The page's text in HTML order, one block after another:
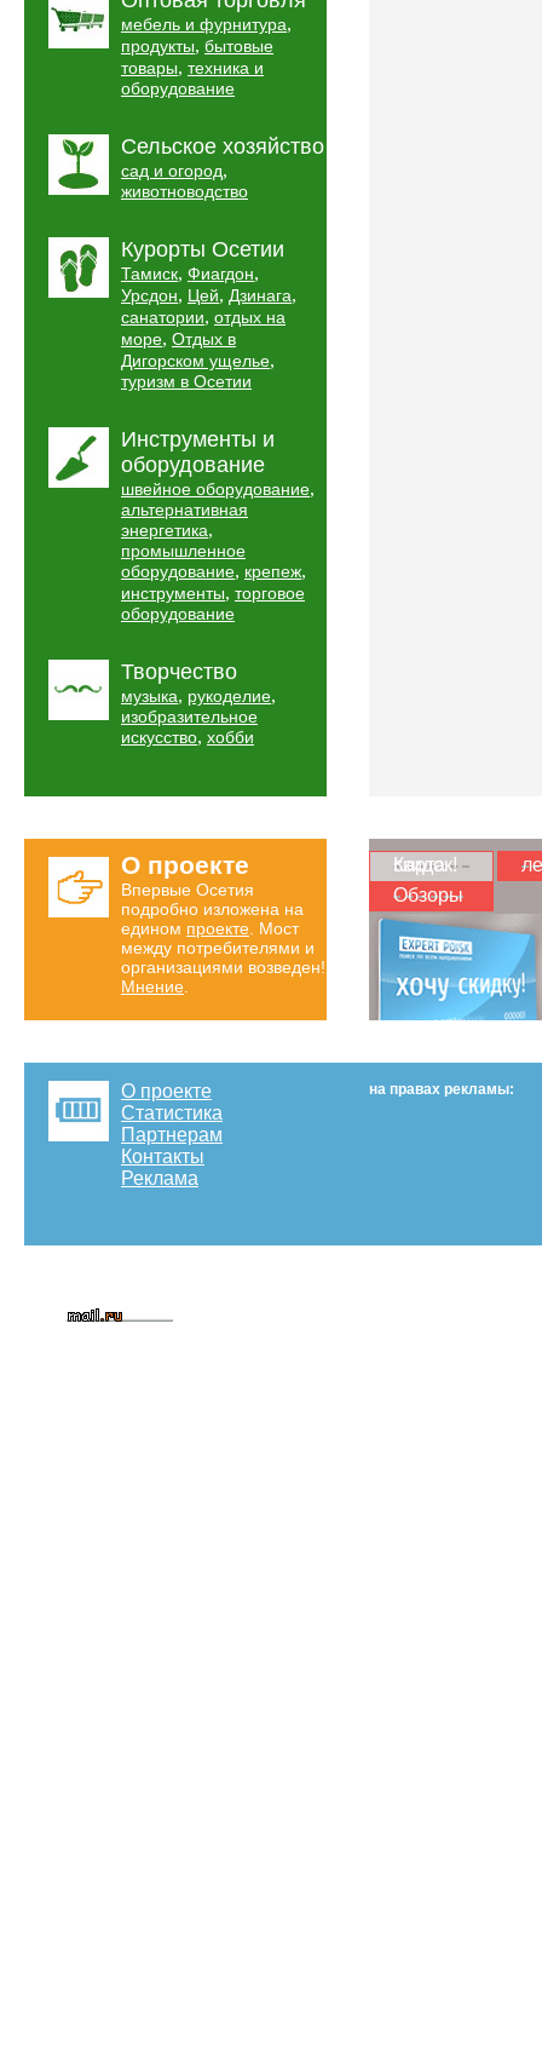
мебель и фурнитура,
продукты, бытовые
товары, техника и
оборудование
Сельское хозяйство
сад и огород,
животноводство
Курорты Осетии
Тамиск, Фиагдон,
Урсдон, Цей, Дзинага,
санатории, отдых на
море, Отдых в
Дигорском ущелье,
туризм в Осетии
Инструменты и
оборудование
швейное оборудование,
альтернативная
энергетика,
промышленное
оборудование, крепеж,
инструменты, торговое
оборудование
Творчество
музыка, рукоделие,
изобразительное
искусство, хобби
О проекте
Впервые Осетия
подробно изложена на
едином проекте . Мост
между потребителями и
организациями возведен!
Мнение
Карта скидок!
Обзоры
О проекте
Статистика
Партнерам
Контакты
Реклама
на правах рекламы: